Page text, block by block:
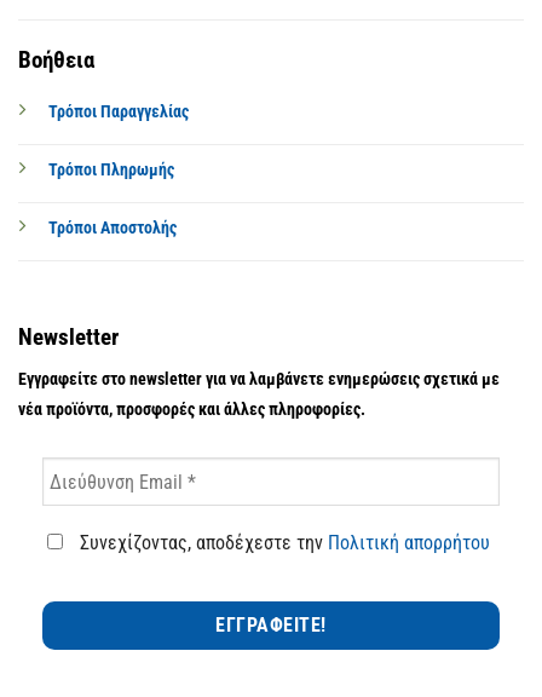
Βοήθεια
Τρόποι Παραγγελίας
Τρόποι Πληρωμής
Τρόποι Αποστολής
Newsletter
Εγγραφείτε στο newsletter για να λαμβάνετε ενημερώσεις σχετικά με
νέα προϊόντα, προσφορές και άλλες πληροφορίες.
Συνεχίζοντας, αποδέχεστε την Πολιτική απορρήτου